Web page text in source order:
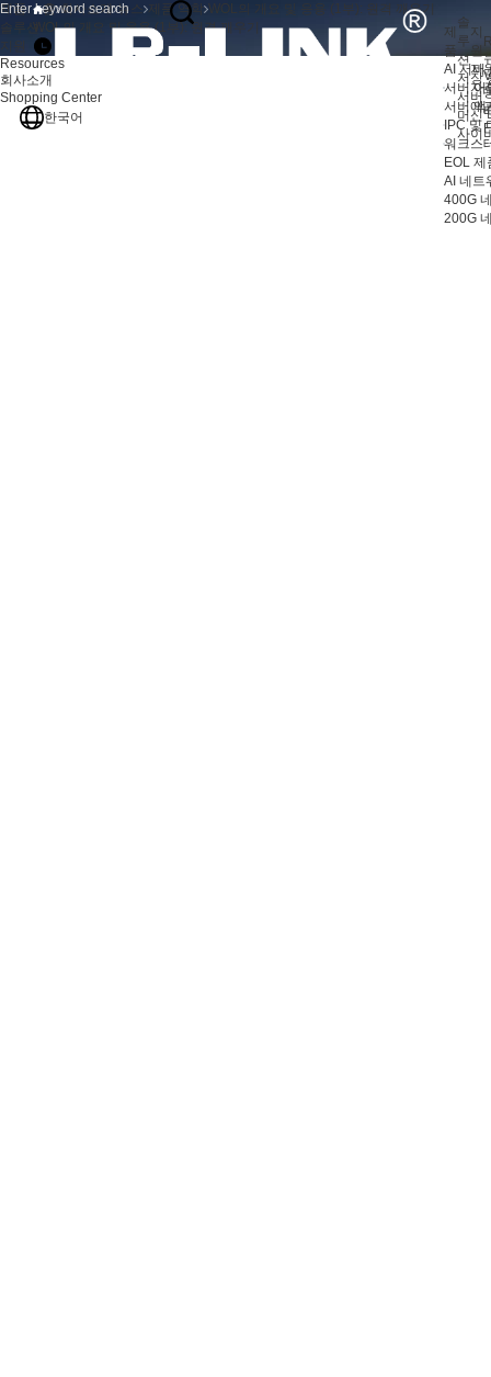
제
품
AI 서버
서버 어
서버 액
IPC 및
워크스
EOL 제
AI 네트
400G
200G
솔
루
션
저장
서버
머신
사이
지
원
지
자
애
제품
지원
Resources
회사소개
Shopping Center
한국어
홈 회사소개 뉴스 제품 역학
WOL의 개요 및 응용 (1부): 원격 깨우기
WOL의 개요 및 응용 (1부): 원격 깨우기